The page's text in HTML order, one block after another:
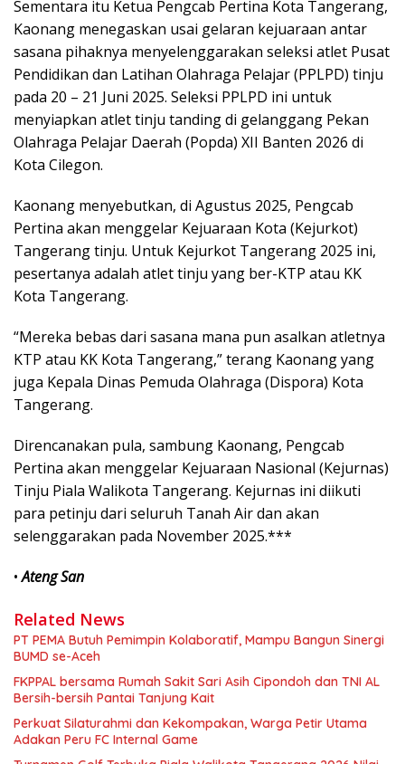
Sementara itu Ketua Pengcab Pertina Kota Tangerang,
Kaonang menegaskan usai gelaran kejuaraan antar
sasana pihaknya menyelenggarakan seleksi atlet Pusat
Pendidikan dan Latihan Olahraga Pelajar (PPLPD) tinju
pada 20 – 21 Juni 2025. Seleksi PPLPD ini untuk
menyiapkan atlet tinju tanding di gelanggang Pekan
Olahraga Pelajar Daerah (Popda) XII Banten 2026 di
Kota Cilegon.
Kaonang menyebutkan, di Agustus 2025, Pengcab
Pertina akan menggelar Kejuaraan Kota (Kejurkot)
Tangerang tinju. Untuk Kejurkot Tangerang 2025 ini,
pesertanya adalah atlet tinju yang ber-KTP atau KK
Kota Tangerang.
“Mereka bebas dari sasana mana pun asalkan atletnya
KTP atau KK Kota Tangerang,” terang Kaonang yang
juga Kepala Dinas Pemuda Olahraga (Dispora) Kota
Tangerang.
Direncanakan pula, sambung Kaonang, Pengcab
Pertina akan menggelar Kejuaraan Nasional (Kejurnas)
Tinju Piala Walikota Tangerang. Kejurnas ini diikuti
para petinju dari seluruh Tanah Air dan akan
selenggarakan pada November 2025.***
•Ateng San
Related News
PT PEMA Butuh Pemimpin Kolaboratif, Mampu Bangun Sinergi
BUMD se-Aceh
FKPPAL bersama Rumah Sakit Sari Asih Cipondoh dan TNI AL
Bersih-bersih Pantai Tanjung Kait
Perkuat Silaturahmi dan Kekompakan, Warga Petir Utama
Adakan Peru FC Internal Game